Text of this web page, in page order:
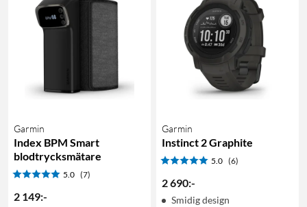
Garmin
Index BPM Smart
blodtrycksmätare
5.0 (7)
2 149:-
Garmin
Instinct 2 Graphite
5.0 (6)
2 690:-
Smidig design